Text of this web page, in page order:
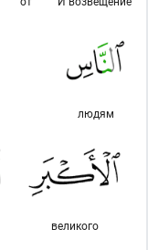
людям
великого